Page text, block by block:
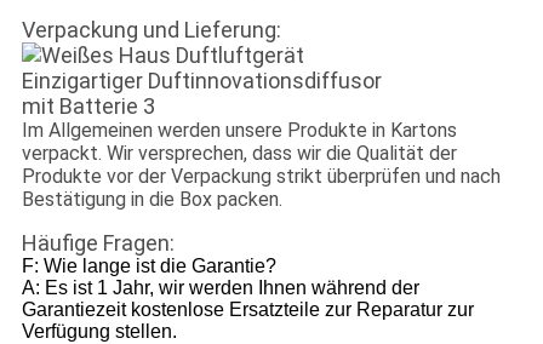
Verpackung und Lieferung:
Im Allgemeinen werden unsere Produkte in Kartons
verpackt. Wir versprechen, dass wir die Qualität der
Produkte vor der Verpackung strikt überprüfen und nach
Bestätigung in die Box packen.
Häufige Fragen:
F: Wie lange ist die Garantie?
A: Es ist 1 Jahr, wir werden Ihnen während der
Garantiezeit kostenlose Ersatzteile zur Reparatur zur
Verfügung stellen.